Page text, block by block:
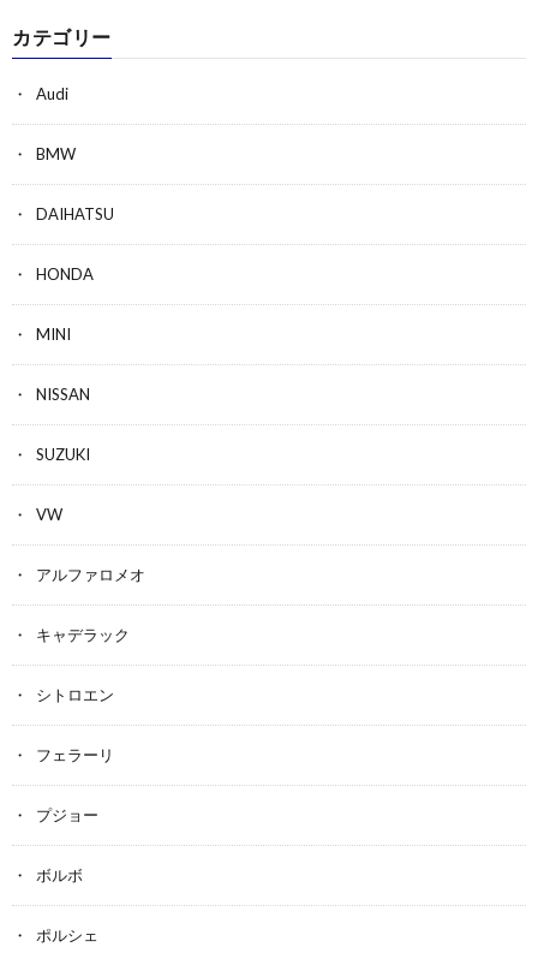
カテゴリー
Audi
BMW
DAIHATSU
HONDA
MINI
NISSAN
SUZUKI
VW
アルファロメオ
キャデラック
シトロエン
フェラーリ
プジョー
ボルボ
ポルシェ